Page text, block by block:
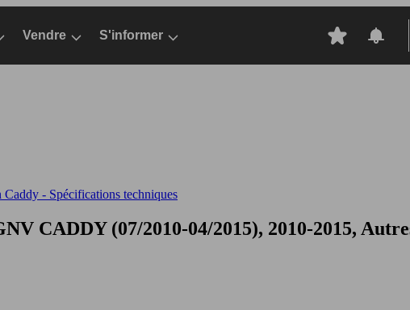
Vendre S'informer
Caddy - Spécifications techniques
CADDY (07/2010-04/2015), 2010-2015,